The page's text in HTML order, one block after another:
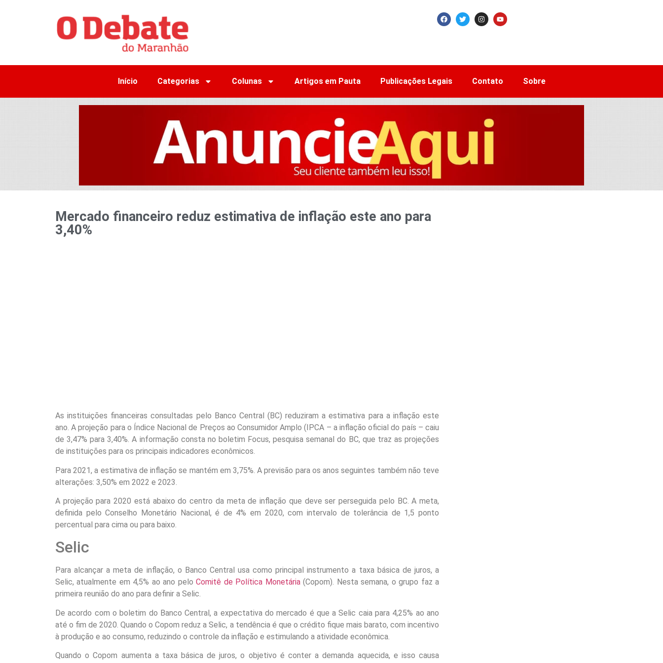
Início Categorias Colunas Artigos em Pauta Publicações Legais Contato Sobre
Mercado financeiro reduz estimativa de inflação este ano para
3,40%
As instituições financeiras consultadas pelo Banco Central (BC) reduziram a estimativa para a inflação este
ano. A projeção para o Índice Nacional de Preços ao Consumidor Amplo (IPCA – a inflação oficial do país – caiu
de 3,47% para 3,40%. A informação consta no boletim Focus, pesquisa semanal do BC, que traz as projeções
de instituições para os principais indicadores econômicos.
Para 2021, a estimativa de inflação se mantém em 3,75%. A previsão para os anos seguintes também não teve
alterações: 3,50% em 2022 e 2023.
A projeção para 2020 está abaixo do centro da meta de inflação que deve ser perseguida pelo BC. A meta,
definida pelo Conselho Monetário Nacional, é de 4% em 2020, com intervalo de tolerância de 1,5 ponto
percentual para cima ou para baixo.
Selic
Para alcançar a meta de inflação, o Banco Central usa como principal instrumento a taxa básica de juros, a
Selic, atualmente em 4,5% ao ano peloComitê de Política Monetária(Copom). Nesta semana, o grupo faz a
primeira reunião do ano para definir a Selic.
De acordo com o boletim do Banco Central, a expectativa do mercado é que a Selic caia para 4,25% ao ano
até o fim de 2020. Quando o Copom reduz a Selic, a tendência é que o crédito fique mais barato, com incentivo
à produção e ao consumo, reduzindo o controle da inflação e estimulando a atividade econômica.
Quando o Copom aumenta a taxa básica de juros, o objetivo é conter a demanda aquecida, e isso causa